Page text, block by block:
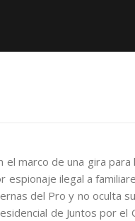
marco de una gira
ilegal a
del Pro y no oculta
de Juntos por el